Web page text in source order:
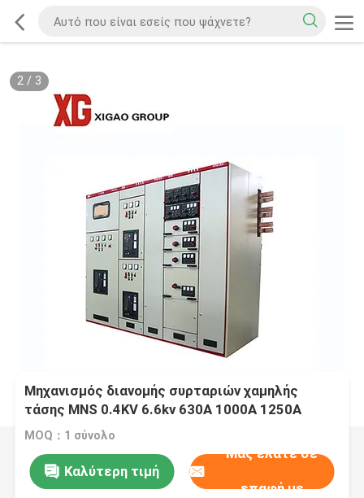
2/ 3
Μηχανισμός διανομής συρταριών χαμηλής
τάσης MNS 0.4KV 6.6kv 630A 1000A 1250A
MOQ：1 σύνολο
Καλύτερη τιμή
Μας ελάτε σε
επαφή με